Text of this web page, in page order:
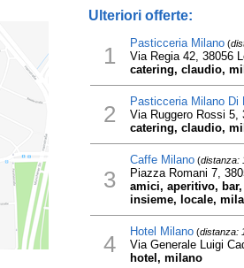
Ulteriori offerte:
1 Pasticceria Milano(
Via Regia 42, 38056
catering, claudio,
2 Pasticceria Milano Di
Via Ruggero Rossi 5,
catering, claudio,
3
Caffe Milano(distanza:
Piazza Romani 7,
amici, aperitivo,
insieme, locale,
4 Hotel Milano(distanza:
Via Generale Luigi
hotel, milano